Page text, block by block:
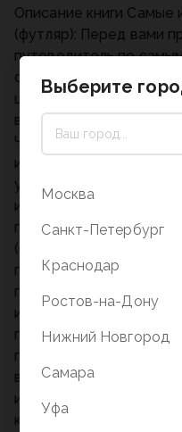
Описание книги
(футляр): Перед вами
путеводитель по
от созданных
шедевров
воображение чудес,
Читатель найдет в
иллюстрации и
уникальных уголках
информацию,
позволят
(сориентироваться в
планировать поездку,
посмотреть, как лучше
иного места и т. п.).
подарком не только
путешествие, но и
виртуально,
или выразительные
книги: Континенты,
Выберите
Москва
Санкт-Петербург
Краснодар
Ростов-на-Дону
Нижний Новгород
Самара
Уфа